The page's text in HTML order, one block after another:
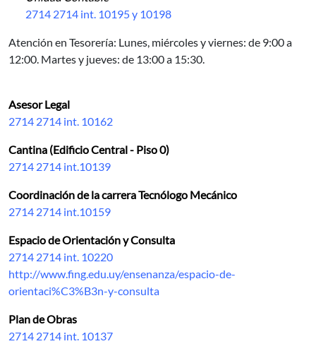
2714 2714 int. 10195 y 10198
Atención en Tesorería: Lunes, miércoles y viernes: de 9:00 a
12:00. Martes y jueves: de 13:00 a 15:30.
Asesor Legal
2714 2714 int. 10162
Cantina (Edificio Central - Piso 0)
2714 2714 int.10139
Coordinación de la carrera Tecnólogo Mecánico
2714 2714 int.10159
Espacio de Orientación y Consulta
2714 2714 int. 10220
http://www.fing.edu.uy/ensenanza/espacio-de-
orientaci%C3%B3n-y-consulta
Plan de Obras
2714 2714 int. 10137